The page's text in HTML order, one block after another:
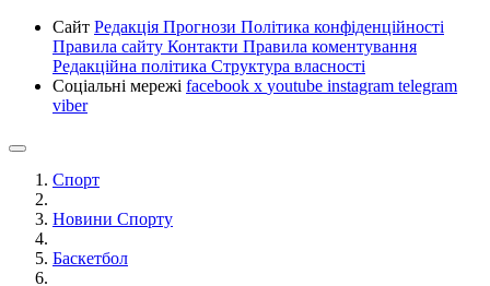
Сайт Редакція Прогнози Політика конфіденційності
Правила сайту Контакти Правила коментування
Редакційна політика Структура власності
Соціальні мережі facebook x youtube instagram telegram
viber
Спорт
Новини Спорту
Баскетбол